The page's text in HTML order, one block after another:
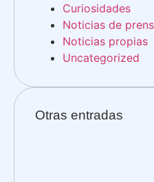
Curiosidades
Noticias de
Noticias propias
Uncategorized
Otras entradas